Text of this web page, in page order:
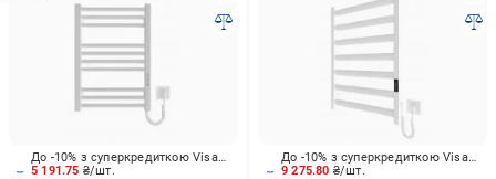
5 191.75 ₴/шт.
До -10% з суперкредиткою Visa Вигода
9 275.80 ₴/шт.
До -10% з суперкредиткою Visa Вигода